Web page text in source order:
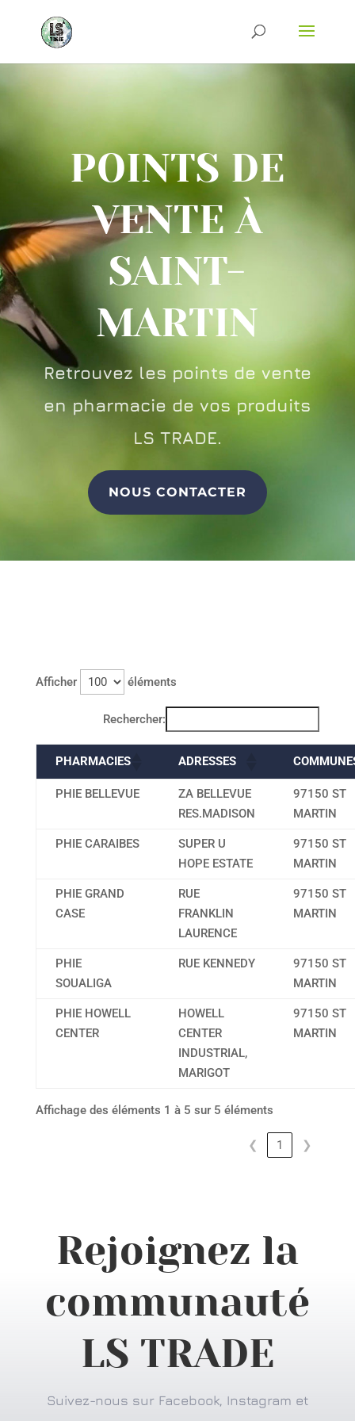
POINTS DE
VENTE À
SAINT-
MARTIN
Retrouvez les points de vente
en pharmacie de vos produits
LS TRADE.
NOUS CONTACTER
Afficher éléments
Rechercher:
PHARMACIES ADRESSES
PHIE BELLEVUE
ZA BELLEVUE
RES.MADISON
97150 ST
MARTIN
PHIE CARAIBES
SUPER U
HOPE ESTATE
97150 ST
MARTIN
PHIE GRAND
CASE
RUE
FRANKLIN
LAURENCE
97150 ST
MARTIN
PHIE
SOUALIGA
RUE KENNEDY
97150 ST
MARTIN
PHIE HOWELL
CENTER
HOWELL
CENTER
INDUSTRIAL,
MARIGOT
97150 ST
MARTIN
Affichage des éléments 1 à 5 sur 5 éléments
❮ 1 ❯
Rejoignez la
communauté
LS TRADE
Suivez-nous sur Facebook, Instagram et